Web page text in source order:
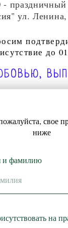
свое
ниже
и фамилию
на